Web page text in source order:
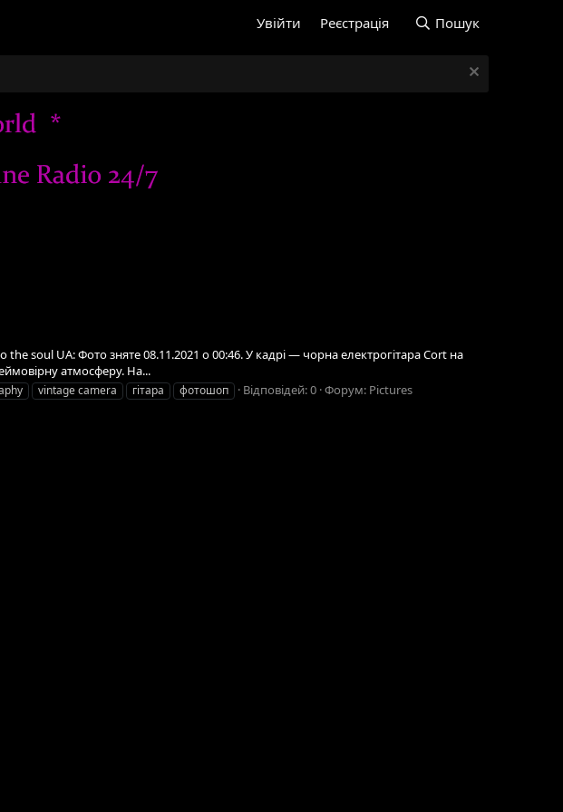
Увійти Реєстрація Пошук
soul UA: Фото зняте 08.11.2021 о 00:46. У кадрі — чорна електрогітара Cort на
атмосферу. На...
vintage camera гітара фотошоп Відповідей: 0 Форум: Pictures